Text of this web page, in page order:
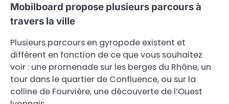
Mobilboard propose plusieurs parcours à
travers la ville
Plusieurs parcours en gyropode existent et
diffèrent en fonction de ce que vous souhaitez
voir : une promenade sur les berges du Rhône, un
tour dans le quartier de Confluence, ou sur la
colline de Fourvière, une découverte de l’Ouest